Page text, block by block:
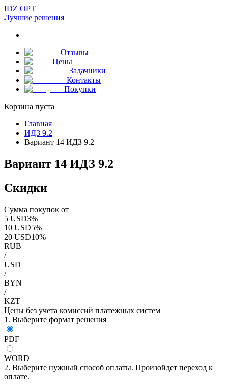
IDZ OPT
Лучшие решения
Отзывы
Цены
Задачники
Контакты
Покупки
Корзина пуста
Главная
ИДЗ 9.2
Вариант 14 ИДЗ 9.2
Вариант 14 ИДЗ 9.2
Скидки
Сумма покупок от
5 USD3%
10 USD5%
20 USD10%
RUB
/
USD
/
BYN
/
KZT
Цены без учета комиссий платежных систем
1. Выберите формат решения
PDF
WORD
2. Выберите нужный способ оплаты. Произойдет переход к
оплате.